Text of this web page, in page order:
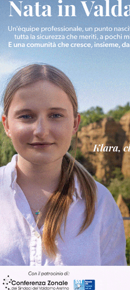
Cronaca 4 Agosto 2026
Un anno fa la strage in A1
Gianni, Giulia e Franco. Lo
processo, lo stop ai
Cronaca 3 Agosto 2026
Scomparso da una
Fiorentino l’uomo che
Levane nel 2020
Articolo precedente
Valdarnesi di C gold in campo per un
turno infrasettimanale
Ultime Notizie